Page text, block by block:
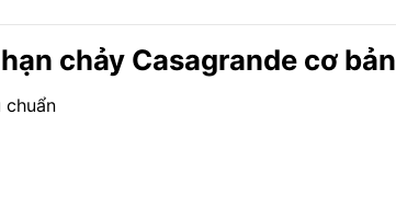
chảy Casagrande cơ bản